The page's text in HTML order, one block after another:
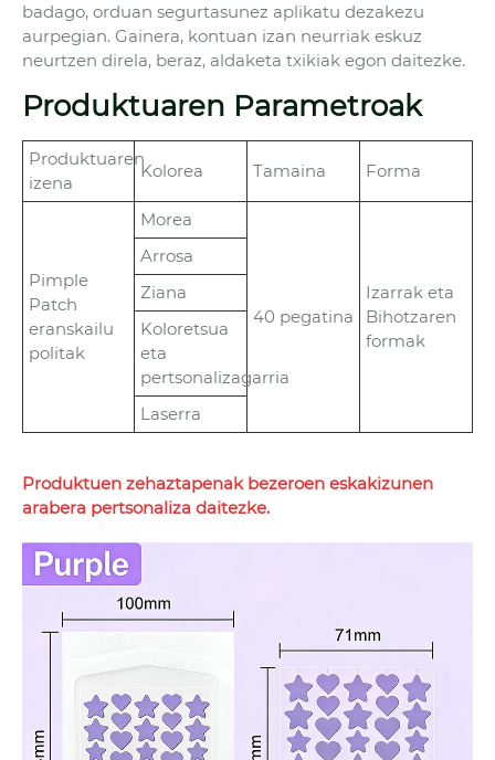
badago, orduan segurtasunez aplikatu dezakezu
aurpegian. Gainera, kontuan izan neurriak eskuz
neurtzen direla, beraz, aldaketa txikiak egon daitezke.
Produktuaren Parametroak
Produktuaren
izena
Kolorea Tamaina Forma
Pimple
Patch
eranskailu
politak
Morea
40 pegatina
Izarrak eta
Bihotzaren
formak
Arrosa
Ziana
Koloretsua
eta
pertsonalizagarria
Laserra
Produktuen zehaztapenak bezeroen eskakizunen
arabera pertsonaliza daitezke.